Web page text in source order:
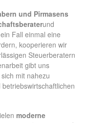
und Pirmasens
und
Fall einmal eine
kooperieren wir
Steuerberatern
gibt uns
mit nahezu
moderne